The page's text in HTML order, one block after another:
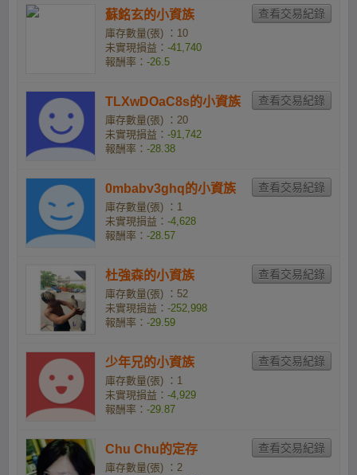
蘇銘玄的小資族
庫存數量(張) ：10
未實現損益： -41,740
報酬率： -26.5
TLXwDOaC8s的小資族
庫存數量(張) ：20
未實現損益： -91,742
報酬率： -28.38
0mbabv3ghq的小資族
庫存數量(張) ：1
未實現損益： -4,628
報酬率： -28.57
杜強森的小資族
庫存數量(張) ：52
未實現損益： -252,998
報酬率： -29.59
少年兄的小資族
庫存數量(張) ：1
未實現損益： -4,929
報酬率： -29.87
Chu Chu的定存
庫存數量(張) ：2